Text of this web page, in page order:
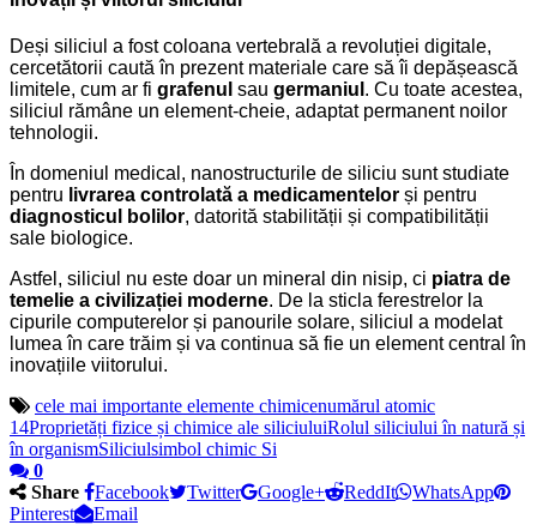
Deși siliciul a fost coloana vertebrală a revoluției digitale,
cercetătorii caută în prezent materiale care să îi depășească
limitele, cum ar fi grafenul sau germaniul . Cu toate acestea,
siliciul rămâne un element-cheie, adaptat permanent noilor
tehnologii.
În domeniul medical, nanostructurile de siliciu sunt studiate
pentru livrarea controlată a medicamentelor și pentru
diagnosticul bolilor, datorită stabilității și compatibilității
sale biologice.
Astfel, siliciul nu este doar un mineral din nisip, ci piatra de
temelie a civilizației moderne. De la sticla ferestrelor la
cipurile computerelor și panourile solare, siliciul a modelat
lumea în care trăim și va continua să fie un element central în
inovațiile viitorului.
cele mai importante elemente chimicenumărul atomic
14Proprietăți fizice și chimice ale siliciuluiRolul siliciului în natură și
în organismSiliciulsimbol chimic Si
0
Share
Facebook Twitter Google+ ReddIt
WhatsApp
Pinterest
Email